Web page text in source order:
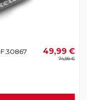
49,99 €
74,99 €